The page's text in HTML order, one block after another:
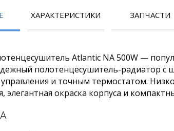
ХАРАКТЕРИСТИКИ ЗАПЧАСТИ
Atlantic NA 500W —
полотенцесушитель-радиатор
и точным термостатом.
элегантная окраска корпуса и